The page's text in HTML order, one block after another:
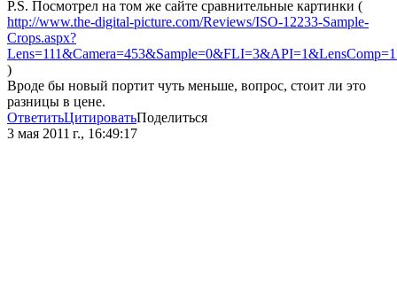
P.S. Посмотрел на том же сайте сравнительные картинки (
http://www.the-digital-picture.com/Reviews/ISO-12233-Sample-
Crops.aspx?
)
Вроде бы новый портит чуть меньше, вопрос, стоит ли это
разницы в цене.
ОтветитьЦитироватьПоделиться
3 мая 2011 г., 16:49:17